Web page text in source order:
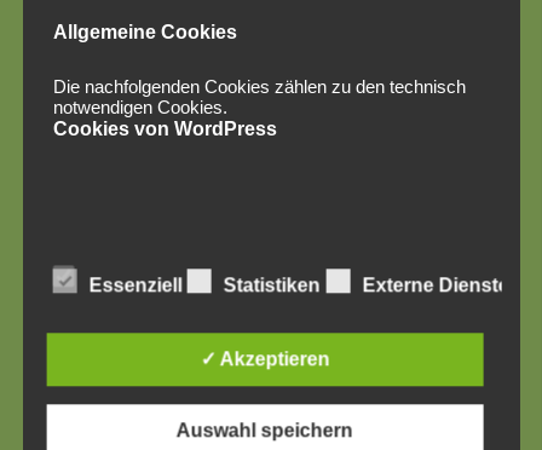
Allgemeine Cookies
Die nachfolgenden Cookies zählen zu den technisch
notwendigen Cookies.
Cookies von WordPress
Essenziell Statistiken Externe Dienste
✓ Akzeptieren
Auswahl speichern